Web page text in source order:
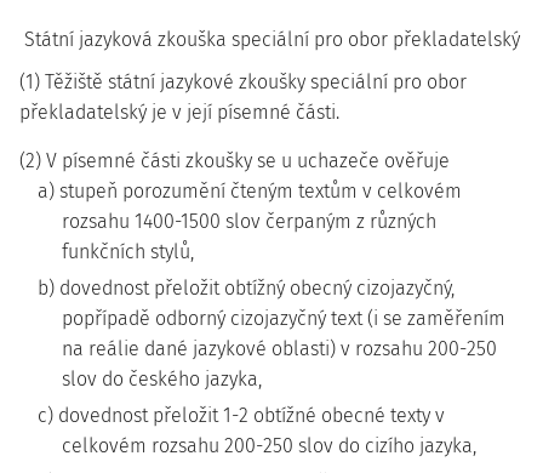
Státní jazyková zkouška speciální pro obor překladatelský
(1) Těžiště státní jazykové zkoušky speciální pro obor
překladatelský je v její písemné části.
(2) V písemné části zkoušky se u uchazeče ověřuje
a) stupeň porozumění čteným textům v celkovém
rozsahu 1400-1500 slov čerpaným z různých
funkčních stylů,
b) dovednost přeložit obtížný obecný cizojazyčný,
popřípadě odborný cizojazyčný text (i se zaměřením
na reálie dané jazykové oblasti) v rozsahu 200-250
slov do českého jazyka,
c) dovednost přeložit 1-2 obtížné obecné texty v
celkovém rozsahu 200-250 slov do cizího jazyka,